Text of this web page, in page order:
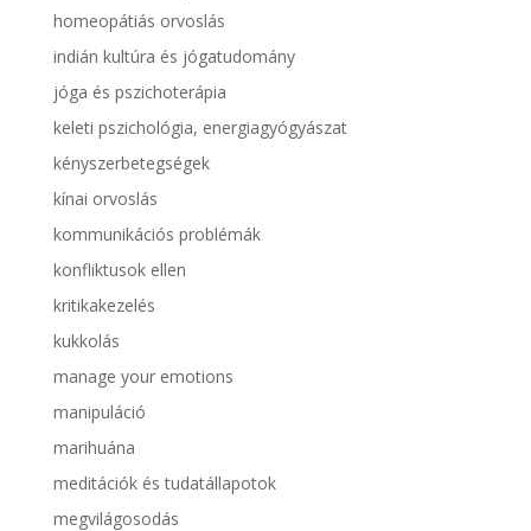
homeopátiás orvoslás
indián kultúra és jógatudomány
jóga és pszichoterápia
keleti pszichológia, energiagyógyászat
kényszerbetegségek
kínai orvoslás
kommunikációs problémák
konfliktusok ellen
kritikakezelés
kukkolás
manage your emotions
manipuláció
marihuána
meditációk és tudatállapotok
megvilágosodás